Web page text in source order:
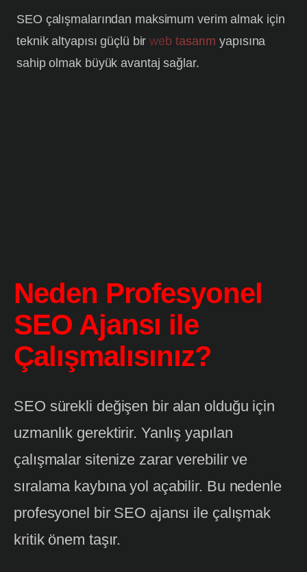
SEO çalışmalarından maksimum verim almak için
teknik altyapısı güçlü birweb tasarım yapısına
sahip olmak büyük avantaj sağlar.
Neden Profesyonel
SEO Ajansı ile
Çalışmalısınız?
SEO sürekli değişen bir alan olduğu için
uzmanlık gerektirir. Yanlış yapılan
çalışmalar sitenize zarar verebilir ve
sıralama kaybına yol açabilir. Bu nedenle
profesyonel bir SEO ajansı ile çalışmak
kritik önem taşır.